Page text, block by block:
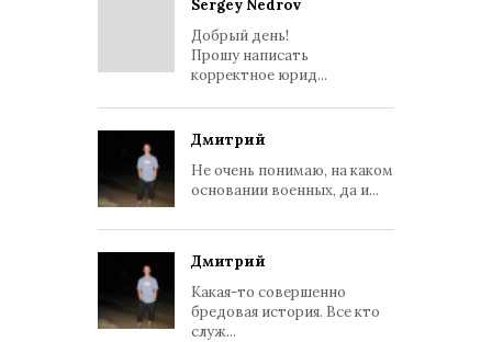
Sergey Nedrov
Добрый день!
Прошу написать
корректное юрид...
Дмитрий
Не очень понимаю, на каком
основании военных, да и...
Дмитрий
Какая-то совершенно
бредовая история. Все кто
служ...